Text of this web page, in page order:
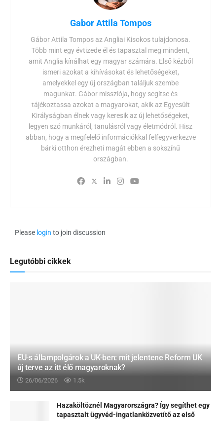
Gabor Attila Tompos
Gábor Attila Tompos az Angliai Kisokos tulajdonosa.
Több mint egy évtizede él és tapasztal meg mindent,
amit Anglia kínálhat egy magyar számára. Első kézből
ismeri azokat a kihívásokat és lehetőségeket,
amelyekkel egy új országban találjuk szembe
magunkat. Gábor missziója, hogy segítse és
tájékoztassa azokat a magyarokat, akik az Egyesült
Királyságban élnek vagy keresik az új lehetőségeket,
legyen szó munkáról, tanulásról vagy életmódról. Hisz
abban, hogy a megfelelő információkkal felfegyverkezve
bárki otthon érezheti magát ebben a sokszínű
országban.
Please login to join discussion
Legutóbbi cikkek
EU-s állampolgárok a UK-ben: mit jelentene Reform UK
új terve az itt élő magyaroknak?
26/06/2026 1.5k
Hazaköltöznél Magyarországra? Így segíthet egy
tapasztalt ügyvéd-ingatlanközvetítő az első